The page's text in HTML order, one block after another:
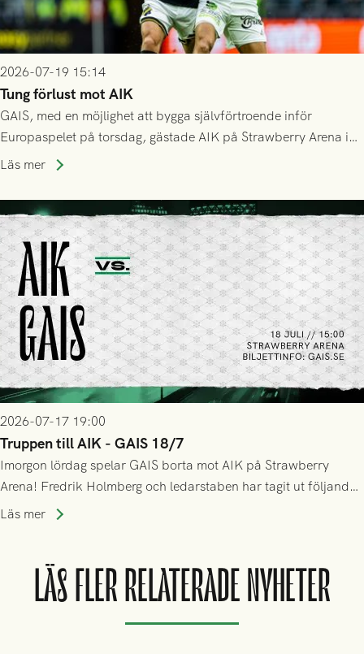
2026-07-19 15:14
Tung förlust mot AIK
GAIS, med en möjlighet att bygga självförtroende inför
Europaspelet på torsdag, gästade AIK på Strawberry Arena i
Stockholm . Men trots konstant hotande i första halvlek av
lyckades få in 2-0.
Läs mer
2026-07-17 19:00
Truppen till AIK - GAIS 18/7
Imorgon lördag spelar GAIS borta mot AIK på Strawberry
Arena! Fredrik Holmberg och ledarstaben har tagit ut följande
trupp till matchen:
Läs mer
LÄS FLER RELATERADE NYHETER